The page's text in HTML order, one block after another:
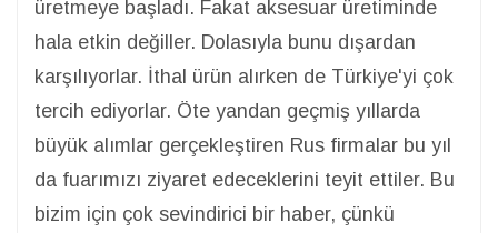
üretmeye başladı. Fakat aksesuar üretiminde
hala etkin değiller. Dolasıyla bunu dışardan
karşılıyorlar. İthal ürün alırken de Türkiye'yi çok
tercih ediyorlar. Öte yandan geçmiş yıllarda
büyük alımlar gerçekleştiren Rus firmalar bu yıl
da fuarımızı ziyaret edeceklerini teyit ettiler. Bu
bizim için çok sevindirici bir haber, çünkü